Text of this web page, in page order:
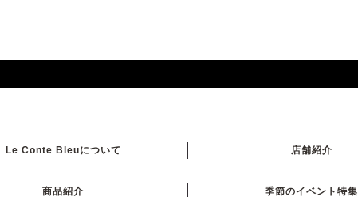
Le Conte Bleuについて 店舗紹介
商品紹介 季節のイベント特集